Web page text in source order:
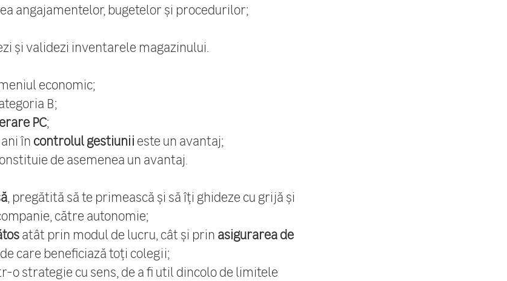
angajamentelor, bugetelor și procedurilor;
şi validezi inventarele magazinului.
economic;
B;
PC;
în controlul gestiunii este un avantaj;
de asemenea un avantaj.
, pregătită să te primească și să îți ghideze cu grijă și
către autonomie;
atât prin modul de lucru, cât și prin asigurarea de
de care beneficiază toți colegii;
o strategie cu sens, de a fi util dincolo de limitele